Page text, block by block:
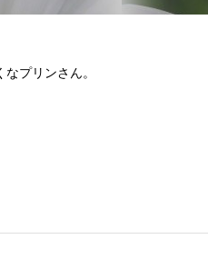
プリンさん。